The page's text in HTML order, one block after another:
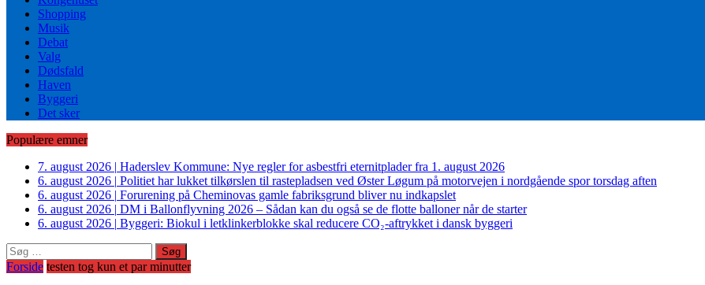
Shopping
Musik
Debat
Valg
Dødsfald
Haven
Byggeri
Det sker
Populære emner
7. august 2026 | Haderslev Kommune: Nye regler for asbestfri eternitplader fra 1. august 2026
6. august 2026 | Politiet har lukket tilkørslen til rastepladsen ved Øster Løgum på motorvejen i nordgående spor torsdag aften
6. august 2026 | Forurening på Cheminovas gamle fabriksgrund bliver nu indkapslet
6. august 2026 | DM i Ballonflyvning 2026 – Sådan kan du også se de flotte balloner når de starter
6. august 2026 | Byggeri: Biokul i letklinkerblokke skal reducere CO₂-aftrykket i dansk byggeri
Søg
efter:
Forside testen tog kun et par minutter